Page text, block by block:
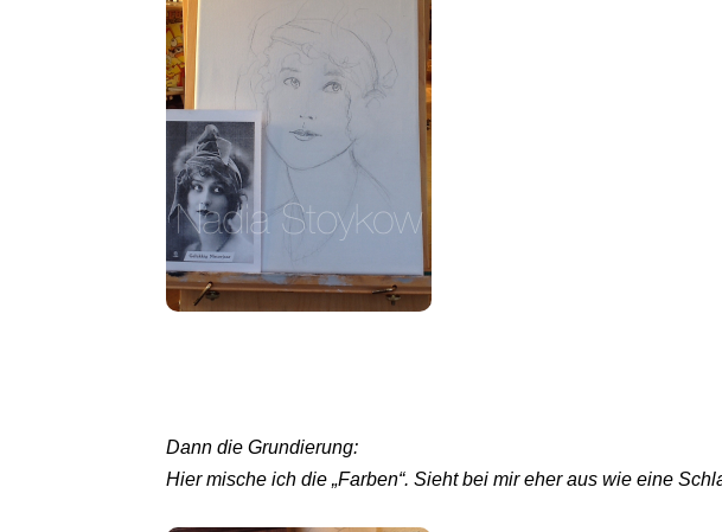
Dann die Grundierung:
Hier mische ich die „Farben“. Sieht bei mir eher aus wie eine